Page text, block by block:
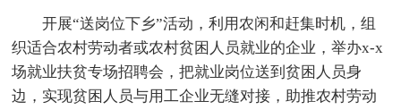
开展“送岗位下乡”活动，利用农闲和赶集时机，组
织适合农村劳动者或农村贫困人员就业的企业，举办x-x
场就业扶贫专场招聘会，把就业岗位送到贫困人员身
边，实现贫困人员与用工企业无缝对接，助推农村劳动